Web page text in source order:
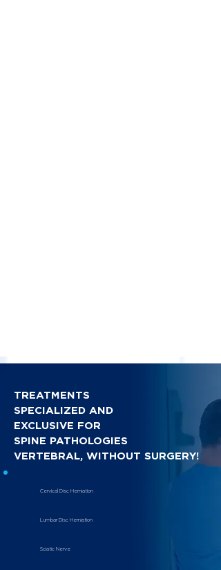
TREATMENTS
SPECIALIZED AND
EXCLUSIVE FOR
SPINE PATHOLOGIES
VERTEBRAL, WITHOUT SURGERY!
Cervical Disc Herniation
Lumbar Disc Herniation
Sciatic Nerve